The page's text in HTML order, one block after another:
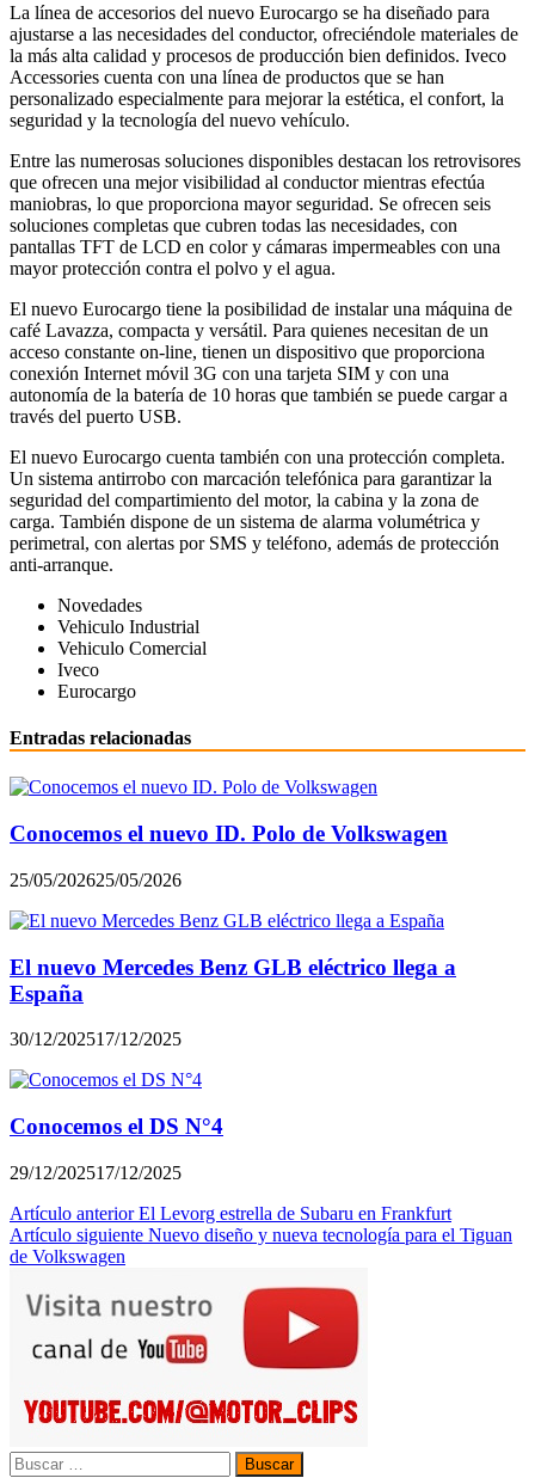
La línea de accesorios del nuevo Eurocargo se ha diseñado para
ajustarse a las necesidades del conductor, ofreciéndole materiales de
la más alta calidad y procesos de producción bien definidos. Iveco
Accessories cuenta con una línea de productos que se han
personalizado especialmente para mejorar la estética, el confort, la
seguridad y la tecnología del nuevo vehículo.
Entre las numerosas soluciones disponibles destacan los retrovisores
que ofrecen una mejor visibilidad al conductor mientras efectúa
maniobras, lo que proporciona mayor seguridad. Se ofrecen seis
soluciones completas que cubren todas las necesidades, con
pantallas TFT de LCD en color y cámaras impermeables con una
mayor protección contra el polvo y el agua.
El nuevo Eurocargo tiene la posibilidad de instalar una máquina de
café Lavazza, compacta y versátil. Para quienes necesitan de un
acceso constante on-line, tienen un dispositivo que proporciona
conexión Internet móvil 3G con una tarjeta SIM y con una
autonomía de la batería de 10 horas que también se puede cargar a
través del puerto USB.
El nuevo Eurocargo cuenta también con una protección completa.
Un sistema antirrobo con marcación telefónica para garantizar la
seguridad del compartimiento del motor, la cabina y la zona de
carga. También dispone de un sistema de alarma volumétrica y
perimetral, con alertas por SMS y teléfono, además de protección
anti-arranque.
Novedades
Vehiculo Industrial
Vehiculo Comercial
Iveco
Eurocargo
Entradas relacionadas
Conocemos el nuevo ID. Polo de Volkswagen
25/05/202625/05/2026
El nuevo Mercedes Benz GLB eléctrico llega a
España
30/12/202517/12/2025
Conocemos el DS N°4
29/12/202517/12/2025
Navegación
de
Artículo anterior El Levorg estrella de Subaru en Frankfurt
Artículo siguiente Nuevo diseño y nueva tecnología para el Tiguan
de Volkswagen
Buscar: